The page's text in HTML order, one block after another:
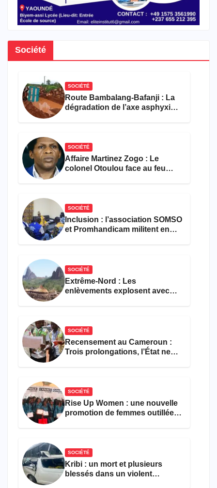
Société
SOCIÉTÉ
Route Bambalang-Bafanji : La
dégradation de l’axe asphyxie
SOCIÉTÉ
Affaire Martinez Zogo : Le
colonel Otoulou face au feu
SOCIÉTÉ
Inclusion : l’association SOMSO
et Promhandicam militent en
SOCIÉTÉ
Extrême-Nord : Les
enlèvements explosent avec
SOCIÉTÉ
Recensement au Cameroun :
Trois prolongations, l’État ne
SOCIÉTÉ
Rise Up Women : une nouvelle
promotion de femmes outillées
SOCIÉTÉ
Kribi : un mort et plusieurs
blessés dans un violent